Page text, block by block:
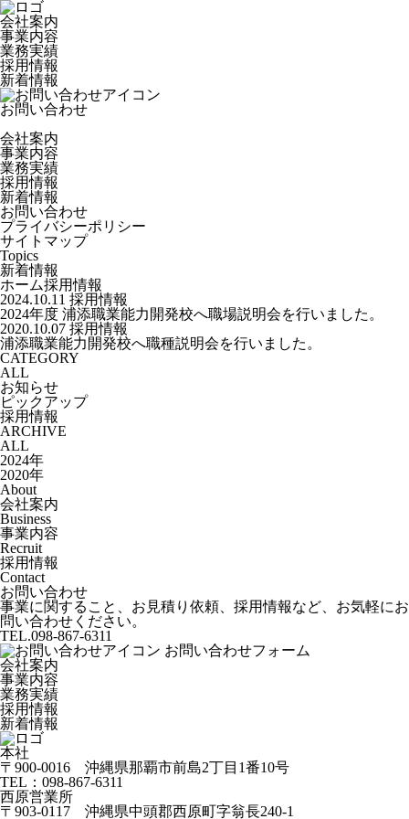
会社案内
事業内容
業務実績
採用情報
新着情報
お問い合わせ
会社案内
事業内容
業務実績
採用情報
新着情報
お問い合わせ
プライバシーポリシー
サイトマップ
Topics
新着情報
ホーム採用情報
2024.10.11 採用情報
2024年度 浦添職業能力開発校へ職場説明会を行いました。
2020.10.07 採用情報
浦添職業能力開発校へ職種説明会を行いました。
CATEGORY
ALL
お知らせ
ピックアップ
採用情報
ARCHIVE
ALL
2024年
2020年
About
会社案内
Business
事業内容
Recruit
採用情報
Contact
お問い合わせ
事業に関すること、お見積り依頼、採用情報など、お気軽にお
問い合わせください。
TEL.098-867-6311
お問い合わせフォーム
会社案内
事業内容
業務実績
採用情報
新着情報
本社
〒900-0016 沖縄県那覇市前島2丁目1番10号
TEL：098-867-6311
西原営業所
〒903-0117 沖縄県中頭郡西原町字翁長240-1